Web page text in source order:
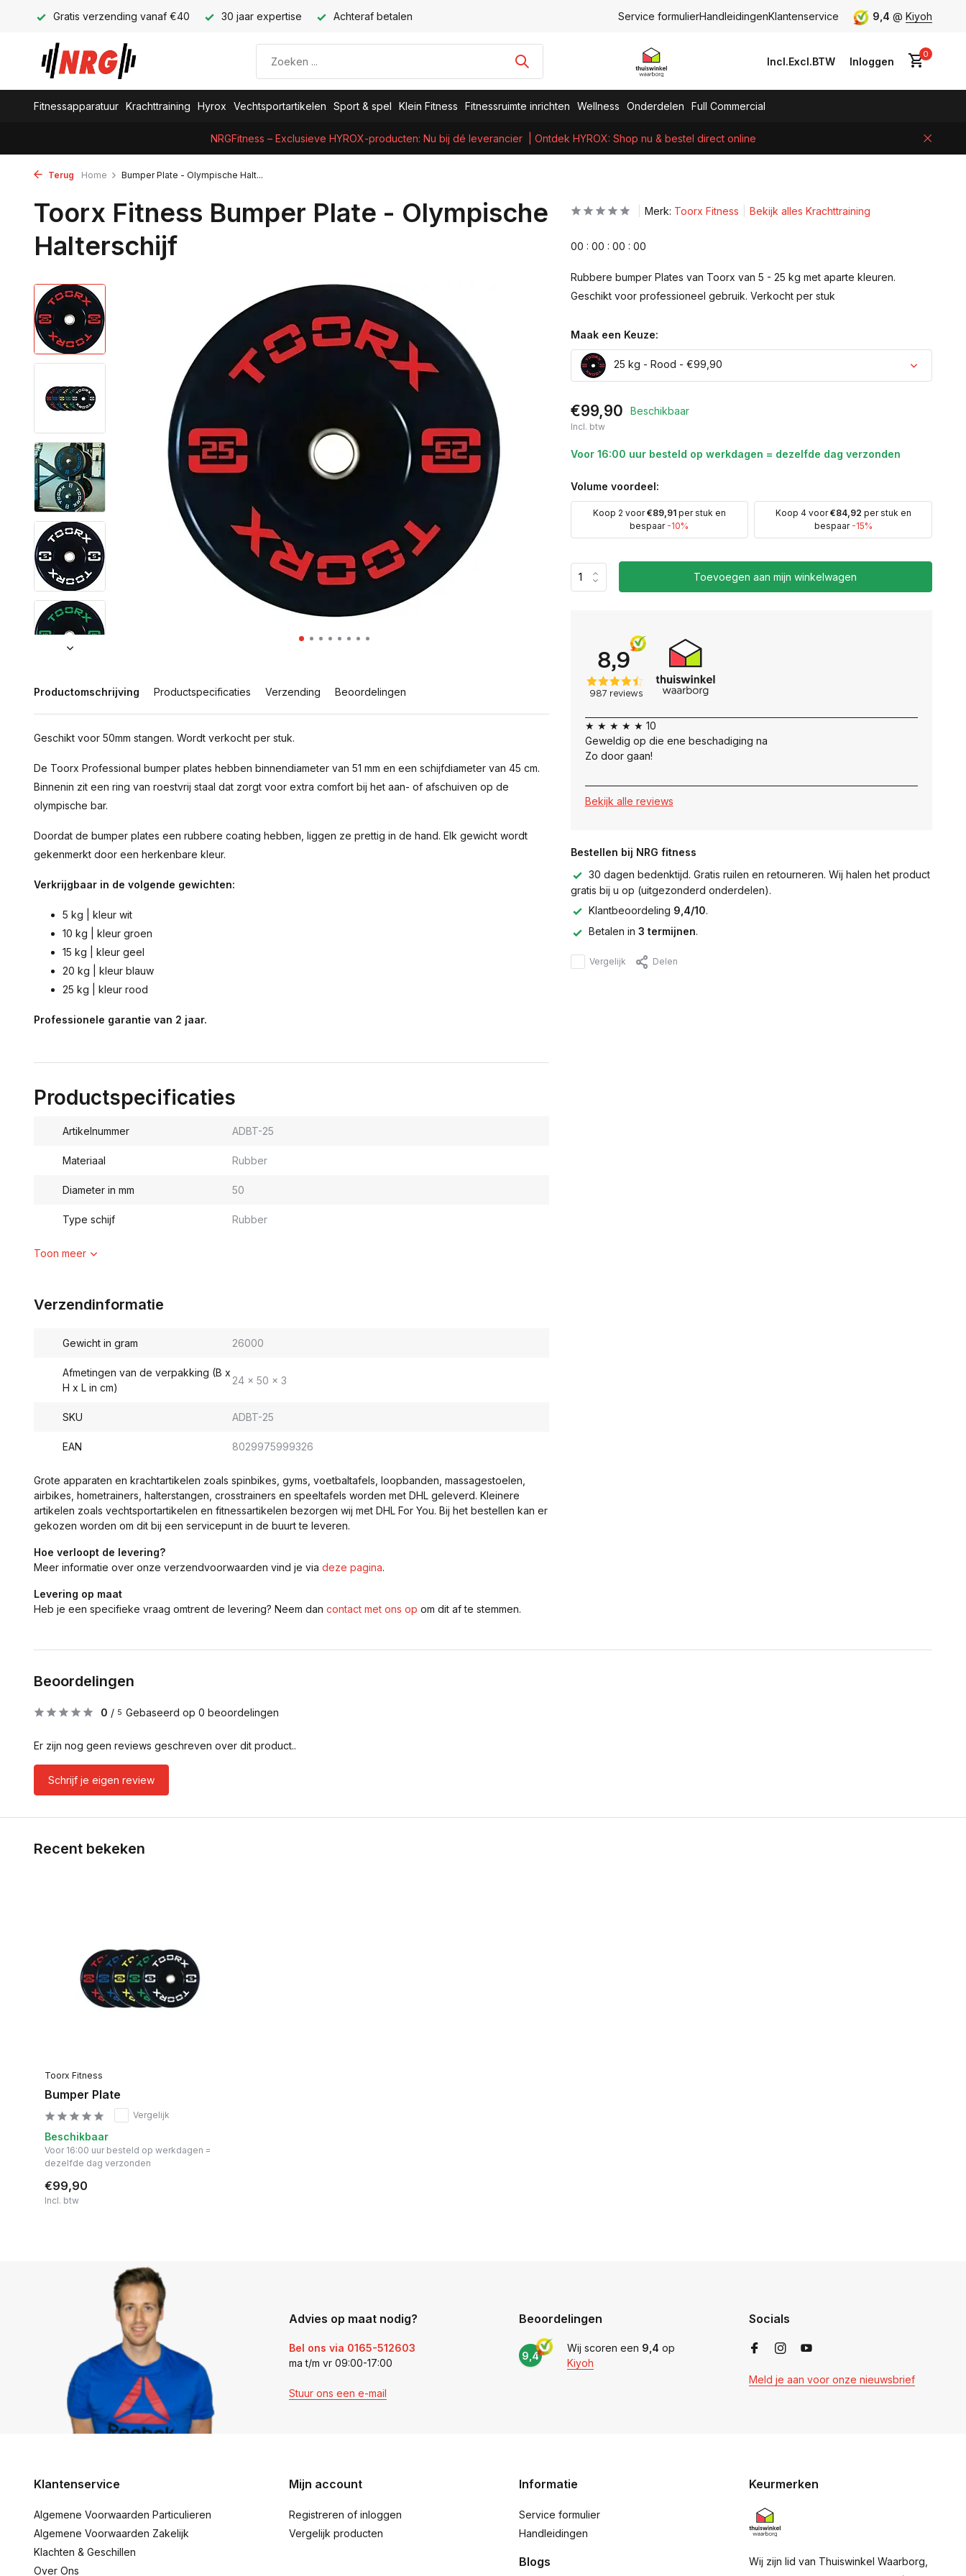
Gratis verzending vanaf €40 30 jaar expertise Achteraf betalen Service formulierHandleidingenKlantenservice 9,4 @ Kiyoh
Incl.Excl.BTW Inloggen
0
Fitnessapparatuur Krachttraining Hyrox Vechtsportartikelen Sport & spel Klein Fitness Fitnessruimte inrichten Wellness Onderdelen Full Commercial
NRGFitness – Exclusieve HYROX-producten: Nu bij dé leverancier | Ontdek HYROX: Shop nu & bestel direct online
Terug Home Bumper Plate - Olympische Halt...
Toorx Fitness Bumper Plate - Olympische
Halterschijf
Productomschrijving Productspecificaties Verzending Beoordelingen
Geschikt voor 50mm stangen. Wordt verkocht per stuk.
De Toorx Professional bumper plates hebben binnendiameter van 51 mm en een schijfdiameter van 45 cm.
Binnenin zit een ring van roestvrij staal dat zorgt voor extra comfort bij het aan- of afschuiven op de
olympische bar.
Doordat de bumper plates een rubbere coating hebben, liggen ze prettig in de hand. Elk gewicht wordt
gekenmerkt door een herkenbare kleur.
Verkrijgbaar in de volgende gewichten:
5 kg | kleur wit
10 kg | kleur groen
15 kg | kleur geel
20 kg | kleur blauw
25 kg | kleur rood
Professionele garantie van 2 jaar.
Productspecificaties
Artikelnummer ADBT-25
Materiaal Rubber
Diameter in mm 50
Type schijf Rubber
Toon meer
Verzendinformatie
Gewicht in gram 26000
Afmetingen van de verpakking (B x
H x L in cm)
24 x 50 x 3
SKU ADBT-25
EAN 8029975999326
Grote apparaten en krachtartikelen zoals spinbikes, gyms, voetbaltafels, loopbanden, massagestoelen,
airbikes, hometrainers, halterstangen, crosstrainers en speeltafels worden met DHL geleverd. Kleinere
artikelen zoals vechtsportartikelen en fitnessartikelen bezorgen wij met DHL For You. Bij het bestellen kan er
gekozen worden om dit bij een servicepunt in de buurt te leveren.
Hoe verloopt de levering?
Meer informatie over onze verzendvoorwaarden vind je via deze pagina.
Levering op maat
Heb je een specifieke vraag omtrent de levering? Neem dan contact met ons op om dit af te stemmen.
Merk: Toorx Fitness Bekijk alles Krachttraining
00 : 00 : 00 : 00
Rubbere bumper Plates van Toorx van 5 - 25 kg met aparte kleuren.
Geschikt voor professioneel gebruik. Verkocht per stuk
Maak een Keuze:
25 kg - Rood - €99,90
€99,90 Beschikbaar
Incl. btw
Voor 16:00 uur besteld op werkdagen = dezelfde dag verzonden
Volume voordeel:
Koop 2 voor€89,91per stuk en
bespaar -10%
Koop 4 voor€84,92 per stuk en
bespaar -15%
Toevoegen aan mijn winkelwagen
★ ★ ★ ★ ★ 10
Geweldig op die ene beschadiging na
Zo door gaan!
Bekijk alle reviews
Bestellen bij NRG fitness
30 dagen bedenktijd. Gratis ruilen en retourneren. Wij halen het product
gratis bij u op (uitgezonderd onderdelen).
Klantbeoordeling 9,4/10.
Betalen in 3 termijnen.
Vergelijk Delen
Beoordelingen
0 / 5 Gebaseerd op 0 beoordelingen
Er zijn nog geen reviews geschreven over dit product..
Schrijf je eigen review
Recent bekeken
Toorx Fitness
Bumper Plate
Vergelijk
Beschikbaar
Voor 16:00 uur besteld op werkdagen =
dezelfde dag verzonden
€99,90
Incl. btw
Advies op maat nodig?
Bel ons via 0165-512603
ma t/m vr 09:00-17:00
Stuur ons een e-mail
Beoordelingen
9,4
Wij scoren een 9,4 op
Kiyoh
Socials
Meld je aan voor onze nieuwsbrief
Klantenservice
Algemene Voorwaarden Particulieren
Algemene Voorwaarden Zakelijk
Klachten & Geschillen
Over Ons
Mijn account
Registreren of inloggen
Vergelijk producten
Informatie
Service formulier
Handleidingen
Blogs
Keurmerken
Wij zijn lid van Thuiswinkel Waarborg,